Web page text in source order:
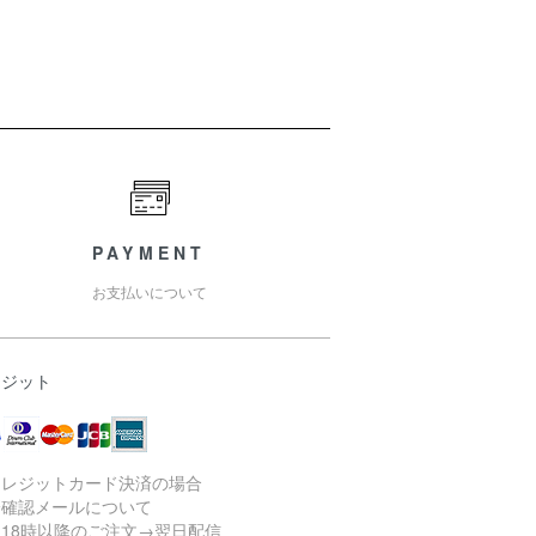
PAYMENT
お支払いについて
ット
レジットカード決済の場合
認メールについて
時以降のご注文→翌日配信